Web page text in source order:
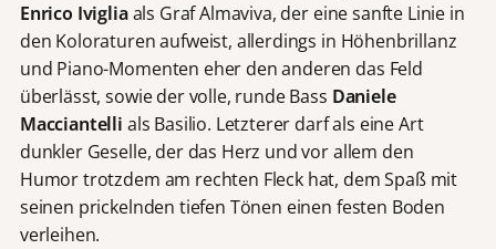
Enrico Ivigliaals Graf Almaviva, der eine sanfte Linie in
den Koloraturen aufweist, allerdings in Höhenbrillanz
und Piano-Momenten eher den anderen das Feld
überlässt, sowie der volle, runde Bass Daniele
Macciantelli als Basilio. Letzterer darf als eine Art
dunkler Geselle, der das Herz und vor allem den
Humor trotzdem am rechten Fleck hat, dem Spaß mit
seinen prickelnden tiefen Tönen einen festen Boden
verleihen.